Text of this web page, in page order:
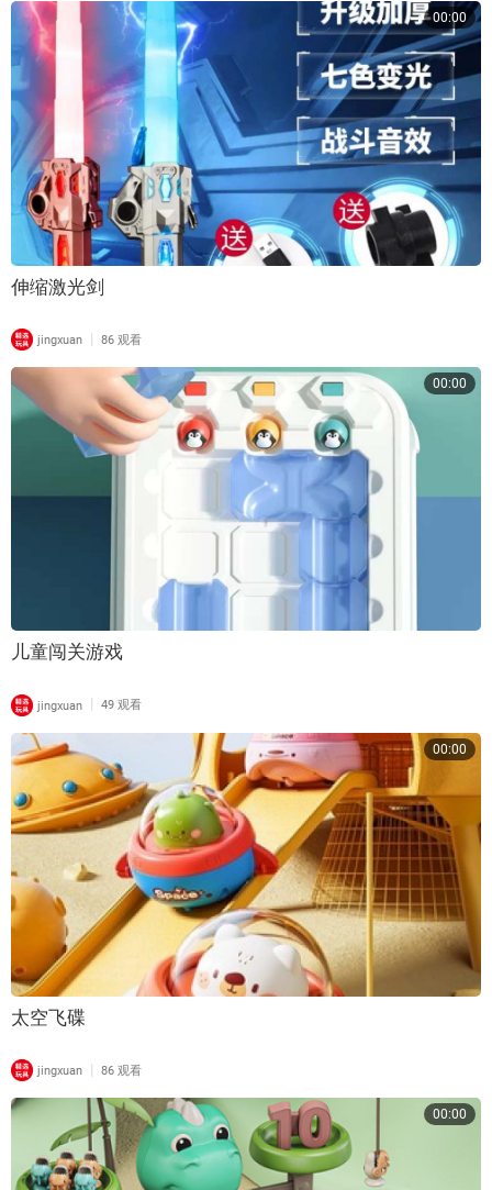
00:00
伸缩激光剑
jingxuan | 86 观看
00:00
儿童闯关游戏
jingxuan | 49 观看
00:00
太空飞碟
jingxuan | 86 观看
00:00